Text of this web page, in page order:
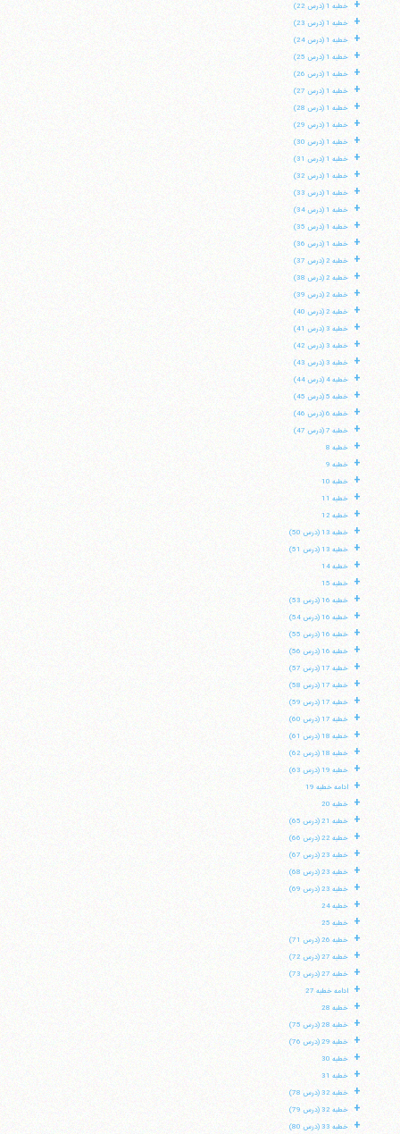
+ خطبه 1 (درس 22)
+ خطبه 1 (درس 23)
+ خطبه 1 (درس 24)
+ خطبه 1 (درس 25)
+ خطبه 1 (درس 26)
+ خطبه 1 (درس 27)
+ خطبه 1 (درس 28)
+ خطبه 1 (درس 29)
+ خطبه 1 (درس 30)
+ خطبه 1 (درس 31)
+ خطبه 1 (درس 32)
+ خطبه 1 (درس 33)
+ خطبه 1 (درس 34)
+ خطبه 1 (درس 35)
+ خطبه 1 (درس 36)
+ خطبه 2 (درس 37)
+ خطبه 2 (درس 38)
+ خطبه 2 (درس 39)
+ خطبه 2 (درس 40)
+ خطبه 3 (درس 41)
+ خطبه 3 (درس 42)
+ خطبه 3 (درس 43)
+ خطبه 4 (درس 44)
+ خطبه 5 (درس 45)
+ خطبه 6 (درس 46)
+ خطبه 7 (درس 47)
+ خطبه 8
+ خطبه 9
+ خطبه 10
+ خطبه 11
+ خطبه 12
+ خطبه 13 (درس 50)
+ خطبه 13 (درس 51)
+ خطبه 14
+ خطبه 15
+ خطبه 16 (درس 53)
+ خطبه 16 (درس 54)
+ خطبه 16 (درس 55)
+ خطبه 16 (درس 56)
+ خطبه 17 (درس 57)
+ خطبه 17 (درس 58)
+ خطبه 17 (درس 59)
+ خطبه 17 (درس 60)
+ خطبه 18 (درس 61)
+ خطبه 18 (درس 62)
+ خطبه 19 (درس 63)
+ ادامه خطبه 19
+ خطبه 20
+ خطبه 21 (درس 65)
+ خطبه 22 (درس 66)
+ خطبه 23 (درس 67)
+ خطبه 23 (درس 68)
+ خطبه 23 (درس 69)
+ خطبه 24
+ خطبه 25
+ خطبه 26 (درس 71)
+ خطبه 27 (درس 72)
+ خطبه 27 (درس 73)
+ ادامه خطبه 27
+ خطبه 28
+ خطبه 28 (درس 75)
+ خطبه 29 (درس 76)
+ خطبه 30
+ خطبه 31
+ خطبه 32 (درس 78)
+ خطبه 32 (درس 79)
+ خطبه 33 (درس 80)